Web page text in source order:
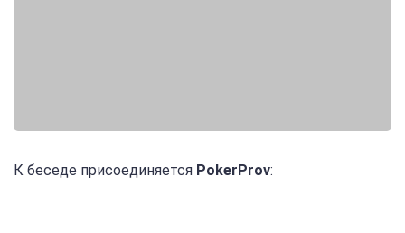
К беседе присоединяется PokerProv: